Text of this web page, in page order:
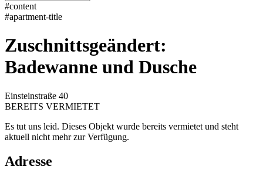
#content
#apartment-title
Zuschnittsgeändert:
Badewanne und Dusche
Einsteinstraße 40
BEREITS VERMIETET
Es tut uns leid. Dieses Objekt wurde bereits vermietet und steht
aktuell nicht mehr zur Verfügung.
Adresse